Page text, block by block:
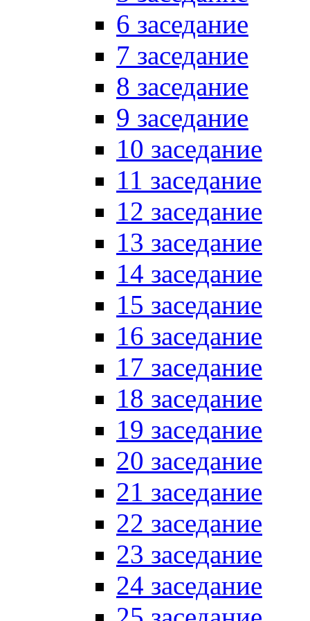
6 заседание
7 заседание
8 заседание
9 заседание
10 заседание
11 заседание
12 заседание
13 заседание
14 заседание
15 заседание
16 заседание
17 заседание
18 заседание
19 заседание
20 заседание
21 заседание
22 заседание
23 заседание
24 заседание